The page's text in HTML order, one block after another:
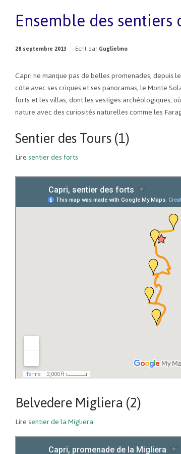
Ensemble des sentiers
28 septembre 2013 Ecrit parGuglielmo
Capri ne manque pas de belles promenades, depuis
côte avec ses criques et ses panoramas, le Monte
forts et les villas, dont les vestiges archéologiques,
nature avec des curiosités naturelles comme les
Sentier des Tours (1)
Liresentier des forts
Belvedere Migliera (2)
Liresentier de la Migliera